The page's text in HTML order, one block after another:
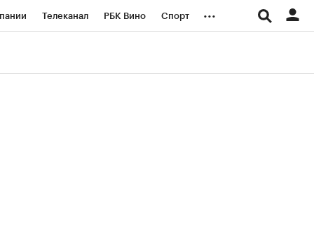
Телеканал РБК Вино Спорт ...